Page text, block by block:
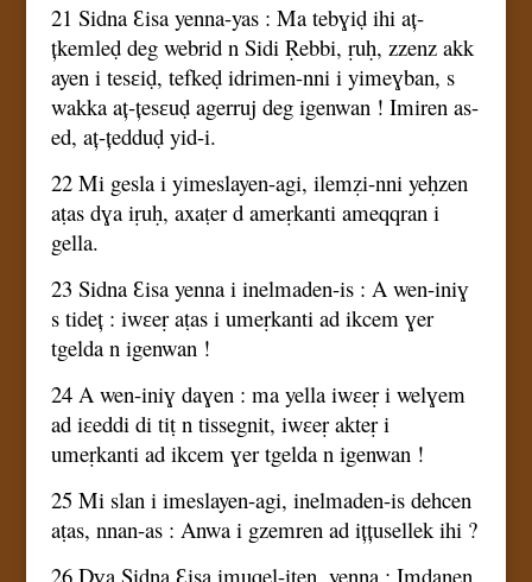
21 Sidna Ɛisa yenna-yas : Ma tebɣiḍ ihi aț-
țkemleḍ deg webrid n Sidi Ṛebbi, ṛuḥ, zzenz akk
ayen i tesɛiḍ, tefkeḍ idrimen-nni i yimeɣban, s
wakka aț-țesɛuḍ agerruj deg igenwan ! Imiren as-
ed, aț-țedduḍ yid-i.
22 Mi gesla i yimeslayen-agi, ilemẓi-nni yeḥzen
aṭas dɣa iṛuḥ, axaṭer d ameṛkanti ameqqran i
gella.
23 Sidna Ɛisa yenna i inelmaden-is : A wen-iniɣ
s tideț : iwɛeṛ aṭas i umeṛkanti ad ikcem ɣer
tgelda n igenwan !
24 A wen-iniɣ daɣen : ma yella iwɛeṛ i welɣem
ad iɛeddi di tiṭ n tissegnit, iwɛeṛ akteṛ i
umeṛkanti ad ikcem ɣer tgelda n igenwan !
25 Mi slan i imeslayen-agi, inelmaden-is dehcen
aṭas, nnan-as : Anwa i gzemren ad ițțusellek ihi ?
26 Dɣa Sidna Ɛisa imuqel-iten, yenna : Imdanen